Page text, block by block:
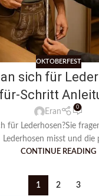
OKTOBERFEST
sich für
für-Schritt
Eran
0
für Lederhosen?Sie
Lederhosen misst und die
CONTINUE READING
1 2 3